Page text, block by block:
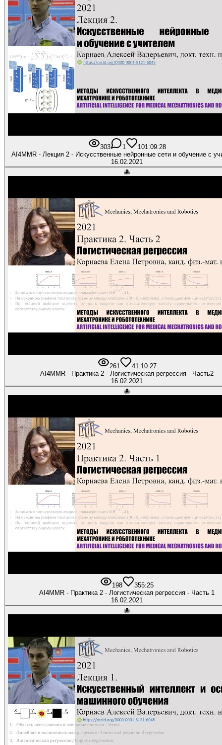
303 1 101:09:28
AI4MMR - Лекция 2 - Искусственные нейронные сети и обучение с
16.02.2021
🐙
261 41:10:27
AI4MMR - Практика 2 - Логистическая регрессия - Часть2
16.02.2021
🐙
198 355:25
AI4MMR - Практика 2 - Логистическая регрессия - Часть 1
16.02.2021
🐙